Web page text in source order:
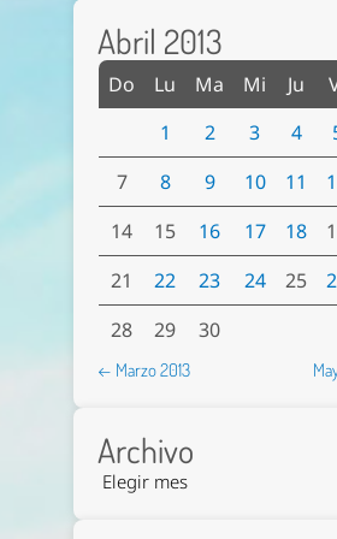
Abril 2013
Do Lu Ma Mi Ju
1
2 3 4
7
8 9 10 11
14
15 16 17 18
21
22 23 24 25
28
29 30
← Marzo 2013
Archivo